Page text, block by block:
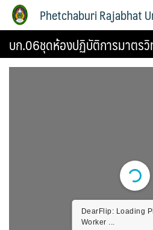
Phetchaburi Rajabhat
บก.06ชุดห้องปฏิบัติการมาตร
DearFlip: Loading
Worker ...